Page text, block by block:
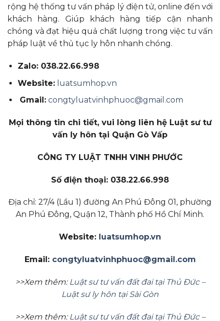
rộng hệ thống tư vấn pháp lý điện tử, online đến với
khách hàng. Giúp khách hàng tiếp cận nhanh
chóng và đạt hiệu quả chất lượng trong việc tư vấn
pháp luật về thủ tục ly hôn nhanh chóng.
Zalo: 038.22.66.998
Website: luatsumhop.vn
Gmail: congtyluatvinhphuoc@gmail.com
Mọi thông tin chi tiết, vui lòng liên hệ Luật sư tư
vấn ly hôn tại Quận Gò Vấp
CÔNG TY LUẬT TNHH VINH PHƯỚC
Số điện thoại: 038.22.66.998
Địa chỉ: 27/4 (Lầu 1) đường An Phú Đông 01, phường
An Phú Đông, Quận 12, Thành phố Hồ Chí Minh.
Website: luatsumhop.vn
Email: congtyluatvinhphuoc@gmail.com
>>Xem thêm: Luật sư tư vấn đất đai tại Thủ Đức –
Luật sư ly hôn tại Sài Gòn
>>Xem thêm: Luật sư tư vấn đất đai tại Thủ Đức –